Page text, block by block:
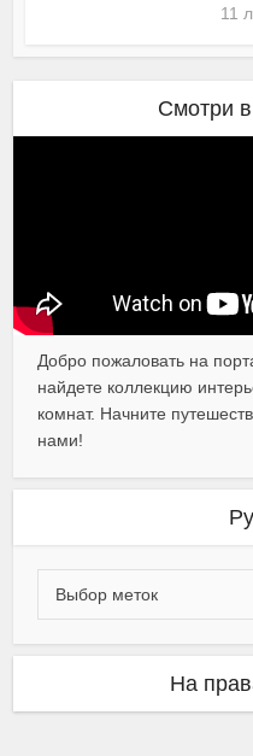
11
Смотри
Добро пожаловать на
найдете коллекцию
комнат. Начните
нами!
На